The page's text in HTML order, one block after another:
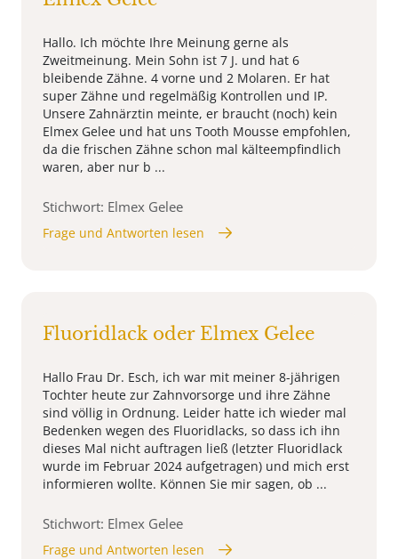
Hallo. Ich möchte Ihre Meinung gerne als
Zweitmeinung. Mein Sohn ist 7 J. und hat 6
bleibende Zähne. 4 vorne und 2 Molaren. Er hat
super Zähne und regelmäßig Kontrollen und IP.
Unsere Zahnärztin meinte, er braucht (noch) kein
Elmex Gelee und hat uns Tooth Mousse empfohlen,
da die frischen Zähne schon mal kälteempfindlich
waren, aber nur b ...
Stichwort: Elmex Gelee
Frage und Antworten lesen
Fluoridlack oder Elmex Gelee
Hallo Frau Dr. Esch, ich war mit meiner 8-jährigen
Tochter heute zur Zahnvorsorge und ihre Zähne
sind völlig in Ordnung. Leider hatte ich wieder mal
Bedenken wegen des Fluoridlacks, so dass ich ihn
dieses Mal nicht auftragen ließ (letzter Fluoridlack
wurde im Februar 2024 aufgetragen) und mich erst
informieren wollte. Können Sie mir sagen, ob ...
Stichwort: Elmex Gelee
Frage und Antworten lesen